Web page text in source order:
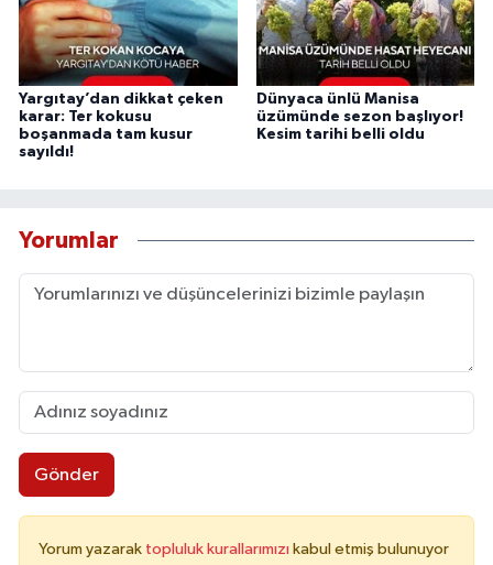
Yargıtay’dan dikkat çeken
karar: Ter kokusu
boşanmada tam kusur
sayıldı!
Dünyaca ünlü Manisa
üzümünde sezon başlıyor!
Kesim tarihi belli oldu
Yorumlar
Gönder
Yorum yazarak topluluk kurallarımızı kabul etmiş bulunuyor